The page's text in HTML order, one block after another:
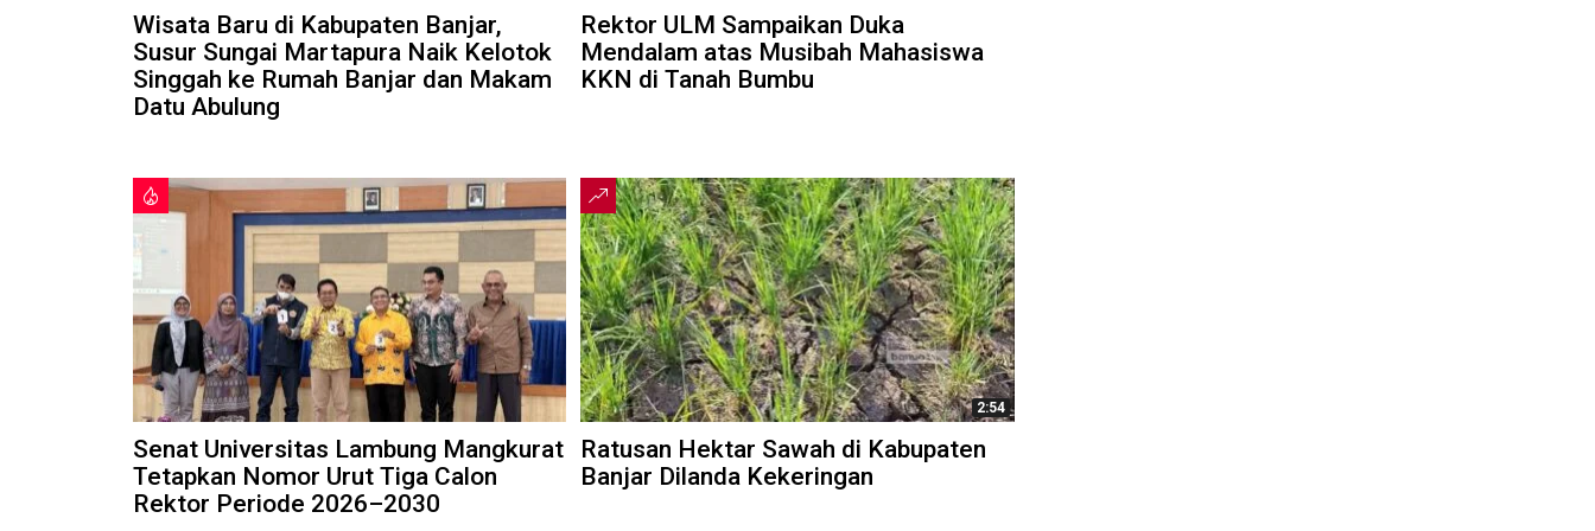
Wisata Baru di Kabupaten Banjar,
Susur Sungai Martapura Naik Kelotok
Singgah ke Rumah Banjar dan Makam
Datu Abulung
Rektor ULM Sampaikan Duka
Mendalam atas Musibah Mahasiswa
KKN di Tanah Bumbu
Senat Universitas Lambung Mangkurat
Tetapkan Nomor Urut Tiga Calon
Rektor Periode 2026–2030
2:54
Ratusan Hektar Sawah di Kabupaten
Banjar Dilanda Kekeringan